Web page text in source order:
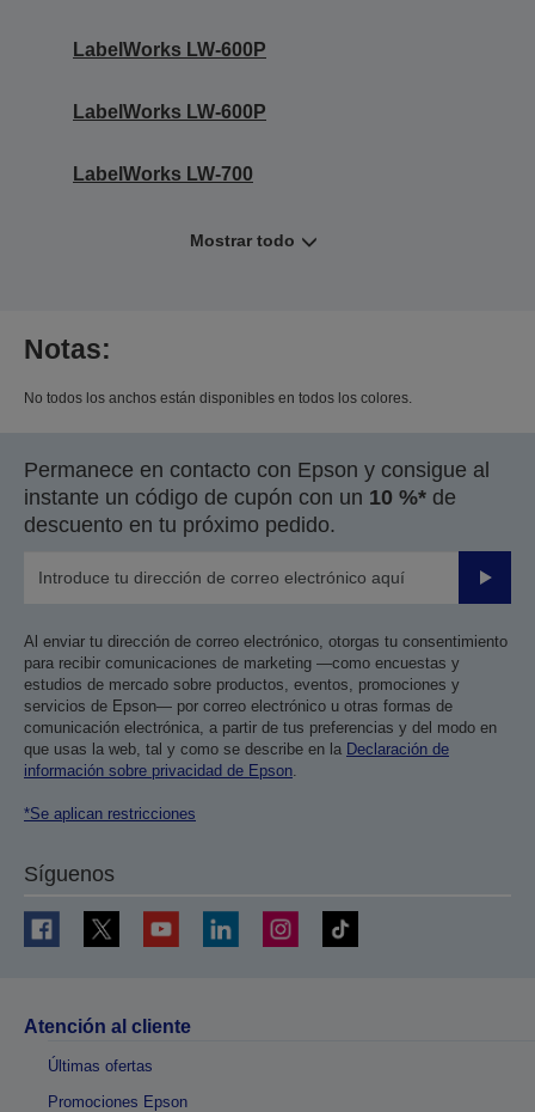
LabelWorks LW-600P
LabelWorks LW-600P
LabelWorks LW-700
Mostrar todo
Notas:
No todos los anchos están disponibles en todos los colores.
Permanece en contacto con Epson y consigue al
instante un código de cupón con un 10 %* de
descuento en tu próximo pedido.
Enviar
Al enviar tu dirección de correo electrónico, otorgas tu consentimiento
para recibir comunicaciones de marketing —como encuestas y
estudios de mercado sobre productos, eventos, promociones y
servicios de Epson— por correo electrónico u otras formas de
comunicación electrónica, a partir de tus preferencias y del modo en
que usas la web, tal y como se describe en la Declaración de
información sobre privacidad de Epson
*Se aplican restricciones
Síguenos
Atención al cliente
Últimas ofertas
Promociones Epson